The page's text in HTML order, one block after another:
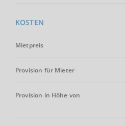
KOSTEN
Mietpreis
Provision für Mieter
Provision in Höhe von